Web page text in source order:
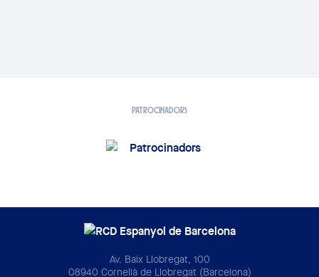
PATROCINADORS
Av. Baix Llobregat, 100
08940 Cornellà de Llobregat (Barcelona)